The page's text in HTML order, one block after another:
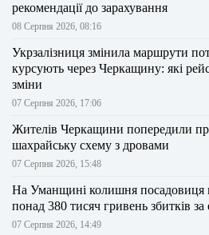
рекомендації до зарахування
08 Серпня 2026, 08:16
Укрзалізниця змінила маршрути
курсують через Черкащину: які
зміни
07 Серпня 2026, 17:06
Жителів Черкащини попередили
шахрайську схему з дровами
07 Серпня 2026, 15:48
На Уманщині колишня посадовиця
понад 380 тисяч гривень збитків за
07 Серпня 2026, 14:49